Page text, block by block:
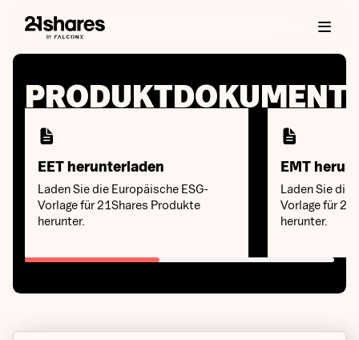
EET herunterladen
Laden Sie die Europäische ESG-
Vorlage für 21Shares Produkte
herunter.
EMT
Laden Sie die
Vorlage für
herunter.